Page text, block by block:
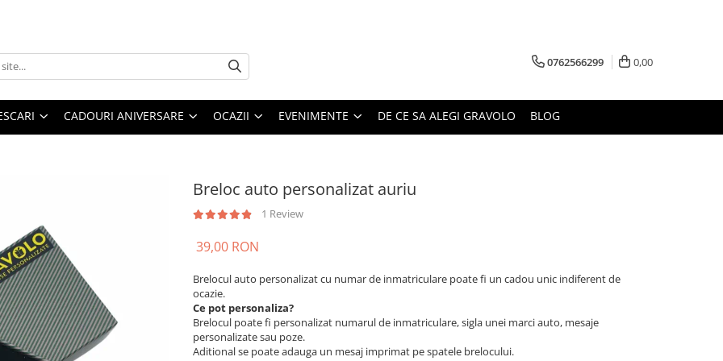
0762566299 0,00
CADOURI ANIVERSARE OCAZII EVENIMENTE DE CE SA ALEGI GRAVOLO BLOG
Breloc auto personalizat auriu
1 Review
39,00 RON
Brelocul auto personalizat cu numar de inmatriculare poate fi un cadou unic indiferent de
ocazie.
Ce pot personaliza?
Brelocul poate fi personalizat numarul de inmatriculare, sigla unei marci auto, mesaje
personalizate sau poze.
Aditional se poate adauga un mesaj imprimat pe spatele brelocului.